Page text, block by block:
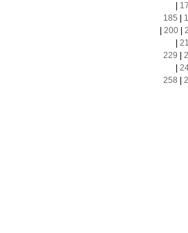
185
200|
229
258